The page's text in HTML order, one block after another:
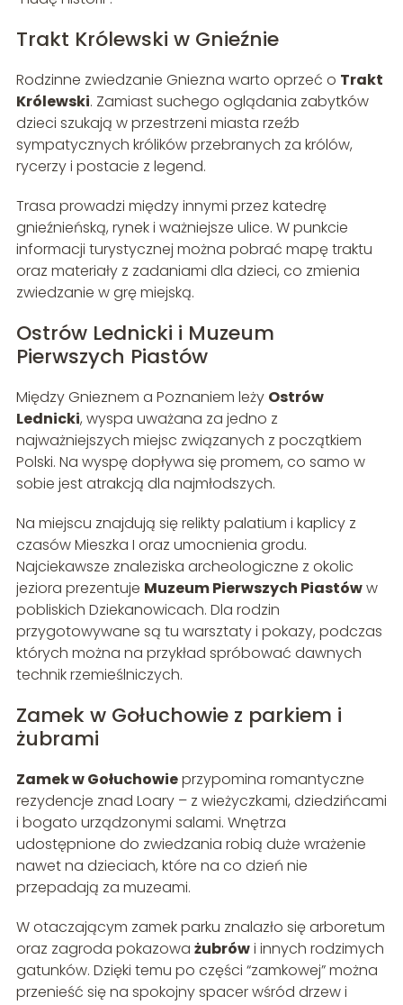
Trakt Królewski w Gnieźnie
Rodzinne zwiedzanie Gniezna warto oprzeć o Trakt
Królewski. Zamiast suchego oglądania zabytków
dzieci szukają w przestrzeni miasta rzeźb
sympatycznych królików przebranych za królów,
rycerzy i postacie z legend.
Trasa prowadzi między innymi przez katedrę
gnieźnieńską, rynek i ważniejsze ulice. W punkcie
informacji turystycznej można pobrać mapę traktu
oraz materiały z zadaniami dla dzieci, co zmienia
zwiedzanie w grę miejską.
Ostrów Lednicki i Muzeum
Pierwszych Piastów
Między Gnieznem a Poznaniem leży Ostrów
Lednicki, wyspa uważana za jedno z
najważniejszych miejsc związanych z początkiem
Polski. Na wyspę dopływa się promem, co samo w
sobie jest atrakcją dla najmłodszych.
Na miejscu znajdują się relikty palatium i kaplicy z
czasów Mieszka I oraz umocnienia grodu.
Najciekawsze znaleziska archeologiczne z okolic
jeziora prezentuje Muzeum Pierwszych Piastóww
pobliskich Dziekanowicach. Dla rodzin
przygotowywane są tu warsztaty i pokazy, podczas
których można na przykład spróbować dawnych
technik rzemieślniczych.
Zamek w Gołuchowie z parkiem i
żubrami
Zamek w Gołuchowieprzypomina romantyczne
rezydencje znad Loary – z wieżyczkami, dziedzińcami
i bogato urządzonymi salami. Wnętrza
udostępnione do zwiedzania robią duże wrażenie
nawet na dzieciach, które na co dzień nie
przepadają za muzeami.
W otaczającym zamek parku znalazło się arboretum
oraz zagroda pokazowa żubrówi innych rodzimych
gatunków. Dzięki temu po części “zamkowej” można
przenieść się na spokojny spacer wśród drzew i